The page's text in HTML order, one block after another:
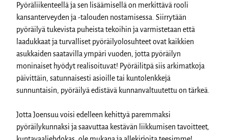
Pyöräliikenteellä ja sen lisäämisellä on merkittävä rooli
kansanterveyden ja -talouden nostamisessa. Siirrytään
pyöräilyä tukevista puheista tekoihin ja varmistetaan että
laadukkaat ja turvalliset pyöräilyolosuhteet ovat kaikkien
asukkaiden saatavilla ympäri vuoden, jotta pyöräilyn
moninaiset hyödyt realisoituvat! Pyöräilitpä siis arkimatkoja
päivittäin, satunnaisesti asioille tai kuntolenkkejä
sunnuntaisin, pyöräilyä edistävä kunnanvaltuutettu on tärkeä.
Jotta Joensuu voisi edelleen kehittyä paremmaksi
pyöräilykunnaksi ja saavuttaa kestävän liikkumisen tavoitteet,